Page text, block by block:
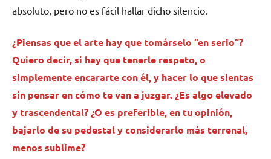
absoluto, pero no es fácil hallar dicho silencio.
¿Piensas que el arte hay que tomárselo “en serio”?
Quiero decir, si hay que tenerle respeto, o
simplemente encararte con él, y hacer lo que sientas
sin pensar en cómo te van a juzgar. ¿Es algo elevado
y trascendental? ¿O es preferible, en tu opinión,
bajarlo de su pedestal y considerarlo más terrenal,
menos sublime?